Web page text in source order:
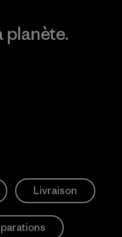
planète.
Livraison